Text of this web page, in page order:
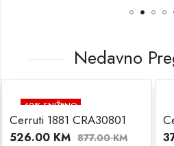
Nedavno
40% SNIŽENO
Cerruti 1881 CRA30801
526.00 KM 877.00KM